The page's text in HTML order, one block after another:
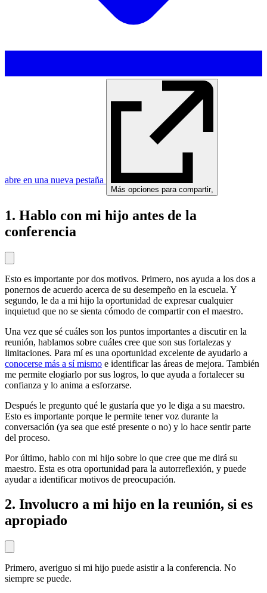
abre en una nueva pestaña
Más opciones para compartir,
1. Hablo con mi hijo antes de la
conferencia
Esto es importante por dos motivos. Primero, nos ayuda a los dos a
ponernos de acuerdo acerca de su desempeño en la escuela. Y
segundo, le da a mi hijo la oportunidad de expresar cualquier
inquietud que no se sienta cómodo de compartir con el maestro.
Una vez que sé cuáles son los puntos importantes a discutir en la
reunión, hablamos sobre cuáles cree que son sus fortalezas y
limitaciones. Para mí es una oportunidad excelente de ayudarlo a
conocerse más a sí mismo e identificar las áreas de mejora. También
me permite elogiarlo por sus logros, lo que ayuda a fortalecer su
confianza y lo anima a esforzarse.
Después le pregunto qué le gustaría que yo le diga a su maestro.
Esto es importante porque le permite tener voz durante la
conversación (ya sea que esté presente o no) y lo hace sentir parte
del proceso.
Por último, hablo con mi hijo sobre lo que cree que me dirá su
maestro. Esta es otra oportunidad para la autorreflexión, y puede
ayudar a identificar motivos de preocupación.
2. Involucro a mi hijo en la reunión, si es
apropiado
Primero, averiguo si mi hijo puede asistir a la conferencia. No
siempre se puede.